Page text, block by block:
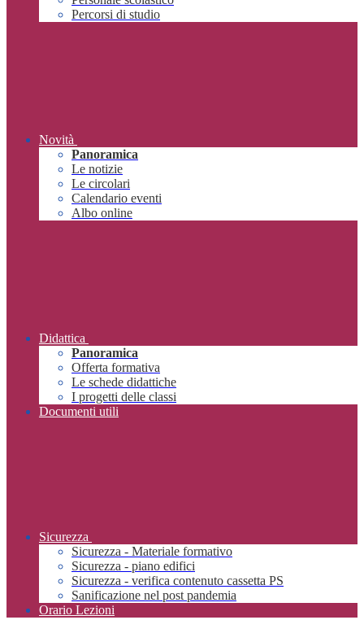
Percorsi di studio
Novità
Panoramica
Le notizie
Le circolari
Calendario eventi
Albo online
Didattica
Panoramica
Offerta formativa
Le schede didattiche
I progetti delle classi
Documenti utili
Sicurezza
Sicurezza - Materiale formativo
Sicurezza - piano edifici
Sicurezza - verifica contenuto cassetta PS
Sanificazione nel post pandemia
Orario Lezioni